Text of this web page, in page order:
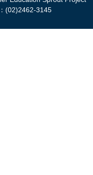
(02)2462-3145